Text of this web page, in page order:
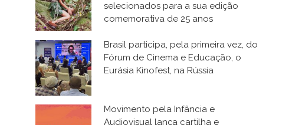
selecionados para a sua edição
comemorativa de 25 anos
Brasil participa, pela primeira vez, do
Fórum de Cinema e Educação, o
Eurásia Kinofest, na Rússia
Movimento pela Infância e
Audiovisual lança cartilha e